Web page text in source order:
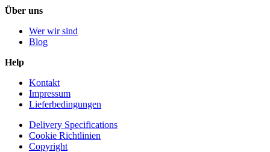
Über uns
Wer wir sind
Blog
Help
Kontakt
Impressum
Lieferbedingungen
Delivery Specifications
Cookie Richtlinien
Copyright